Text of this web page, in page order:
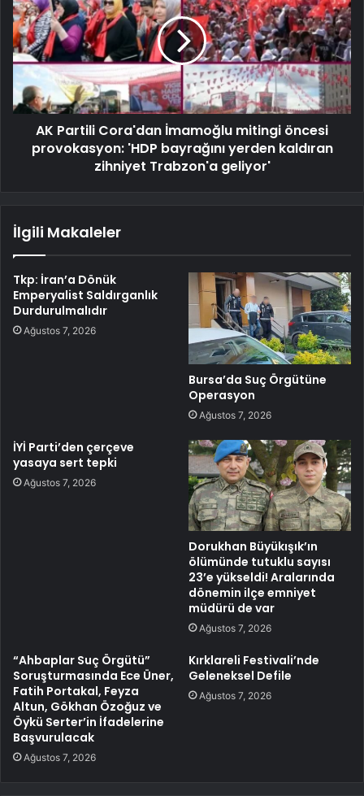
AK Partili Cora'dan İmamoğlu mitingi öncesi
provokasyon: 'HDP bayrağını yerden kaldıran
zihniyet Trabzon'a geliyor'
İlgili Makaleler
Tkp: İran’a Dönük
Emperyalist Saldırganlık
Durdurulmalıdır
Ağustos 7, 2026
Bursa’da Suç Örgütüne
Operasyon
Ağustos 7, 2026
İYİ Parti’den çerçeve
yasaya sert tepki
Ağustos 7, 2026
Dorukhan Büyükışık’ın
ölümünde tutuklu sayısı
23’e yükseldi! Aralarında
dönemin ilçe emniyet
müdürü de var
Ağustos 7, 2026
“Ahbaplar Suç Örgütü”
Soruşturmasında Ece Üner,
Fatih Portakal, Feyza
Altun, Gökhan Özoğuz ve
Öykü Serter’in İfadelerine
Başvurulacak
Ağustos 7, 2026
Kırklareli Festivali’nde
Geleneksel Defile
Ağustos 7, 2026